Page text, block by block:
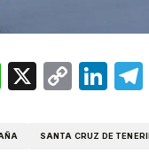
WhatsApp
X
Copy
SANTA CRUZ DE